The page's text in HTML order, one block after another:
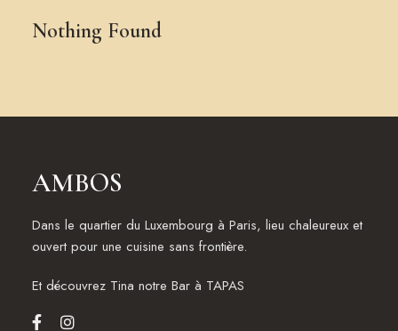
Nothing Found
AMBOS
Dans le quartier du Luxembourg à Paris, lieu chaleureux et
ouvert pour une cuisine sans frontière.
Et découvrez Tina notre Bar à TAPAS